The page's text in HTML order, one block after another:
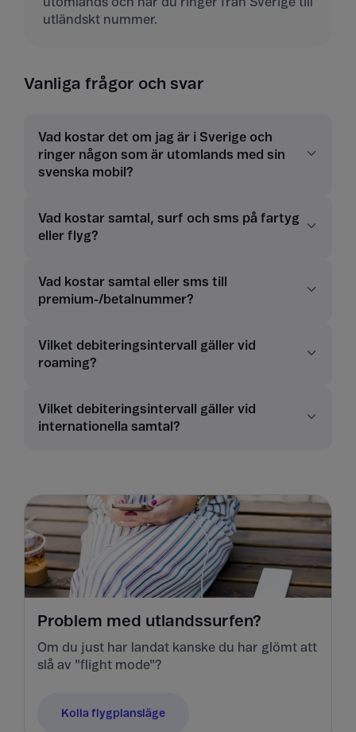
utländskt nummer.
Vanliga frågor och svar
Vad kostar det om jag är i Sverige och
ringer någon som är utomlands med sin
svenska mobil?
Vad kostar samtal, surf och sms på fartyg
eller flyg?
Vad kostar samtal eller sms till
premium-/betalnummer?
Vilket debiteringsintervall gäller vid
roaming?
Vilket debiteringsintervall gäller vid
internationella samtal?
Problem med utlandssurfen?
Om du just har landat kanske du har glömt att
slå av "flight mode"?
Kolla flygplansläge